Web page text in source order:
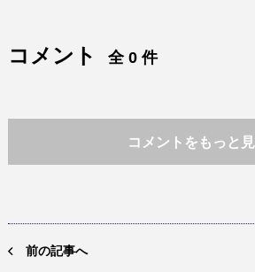
コメント 全 0 件
コメントをもっと
前の記事へ